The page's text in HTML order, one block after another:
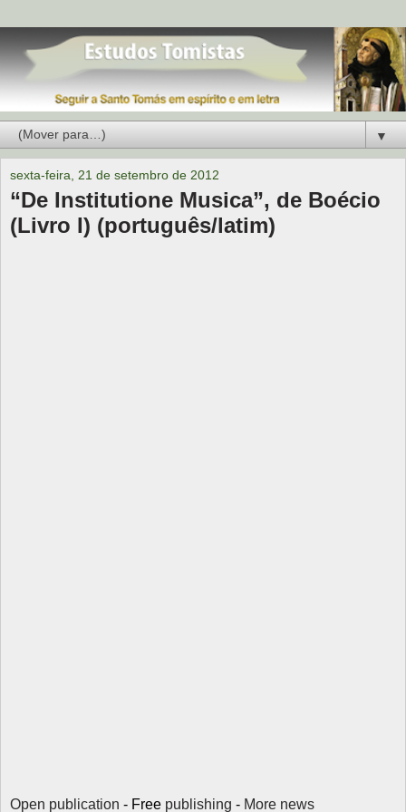
▼
sexta-feira, 21 de setembro de 2012
“De Institutione Musica”, de Boécio
(Livro I) (português/latim)
Open publication - Free publishing - More news